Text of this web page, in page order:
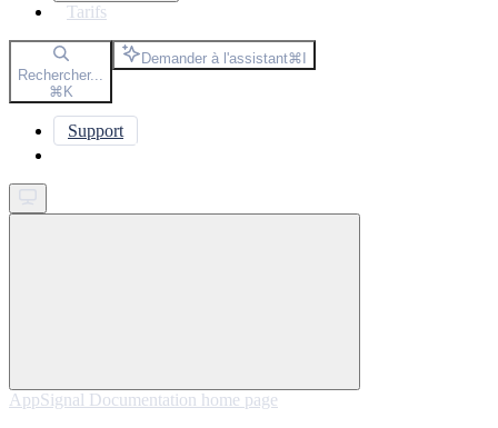
Tarifs
Rechercher...
⌘K
Demander à l'assistant⌘I
Support
AppSignal Documentation home page